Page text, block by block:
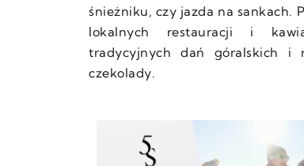
śnieżniku, czy jazda na sankach.
lokalnych restauracji i
tradycyjnych dań góralskich i
czekolady.